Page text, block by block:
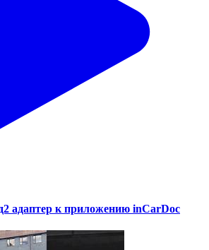
адаптер к приложению inCarDoc